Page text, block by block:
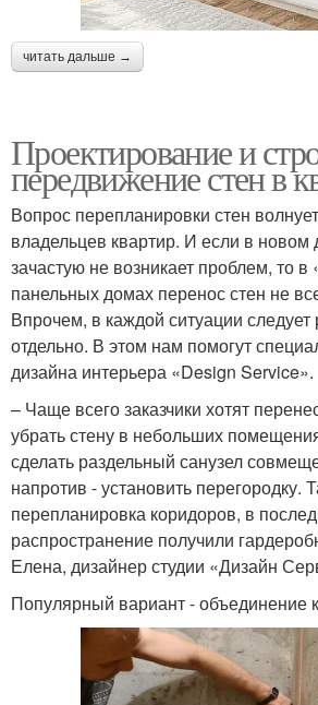
читать дальше →
Проектирование и
передвижение стен в
Вопрос перепланировки стен
владельцев квартир. И если в новом
зачастую не возникает проблем, то
панельных домах перенос стен не
Впрочем, в каждой ситуации следует
отдельно. В этом нам помогут
дизайна интерьера «Design Service».
– Чаще всего заказчики хотят
убрать стену в небольших
сделать раздельный санузел
напротив - установить перегородку.
перепланировка коридоров, в
распространение получили
Елена, дизайнер студии «Дизайн
Популярный вариант - объединение